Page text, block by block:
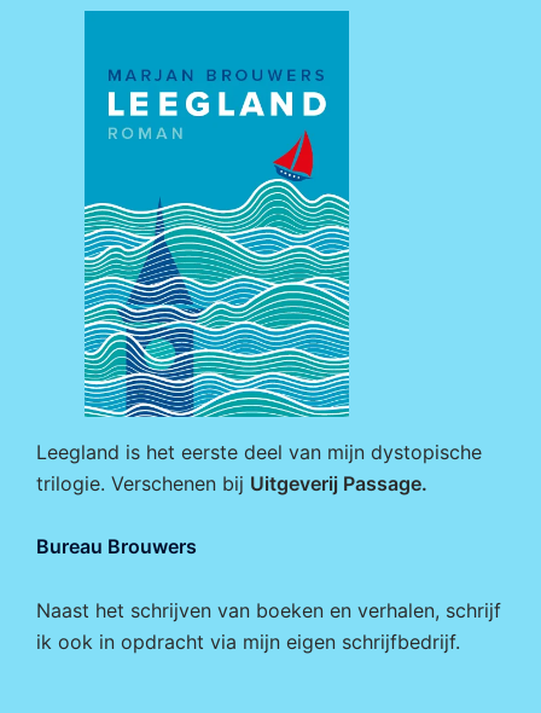
Leegland is het eerste deel van mijn dystopische
trilogie. Verschenen bij Uitgeverij Passage.
Bureau Brouwers
Naast het schrijven van boeken en verhalen, schrijf
ik ook in opdracht via mijn eigen schrijfbedrijf.